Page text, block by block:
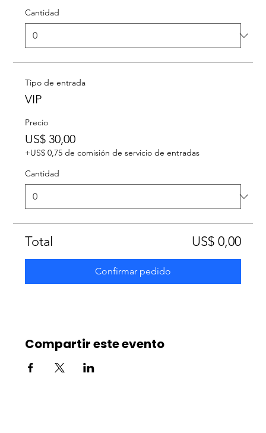
Cantidad
Tipo de entrada
VIP
Precio
US$ 30,00
+US$ 0,75 de comisión de servicio de entradas
Cantidad
Total US$ 0,00
Confirmar pedido
Compartir este evento